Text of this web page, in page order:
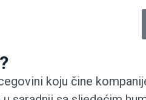
koju čine